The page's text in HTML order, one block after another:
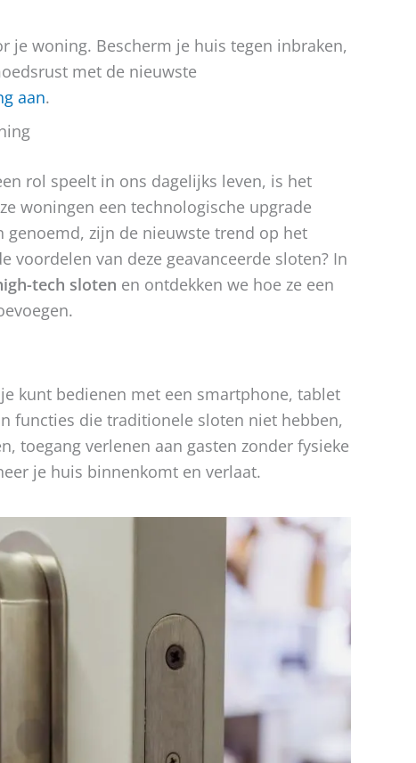
je woning. Bescherm je huis tegen inbraken,
met de nieuwste
aan.
rol speelt in ons dagelijks leven, is het
woningen een technologische upgrade
genoemd, zijn de nieuwste trend op het
voordelen van deze geavanceerde sloten? In
tech sloten en ontdekken we hoe ze een
kunt bedienen met een smartphone, tablet
functies die traditionele sloten niet hebben,
toegang verlenen aan gasten zonder fysieke
je huis binnenkomt en verlaat.